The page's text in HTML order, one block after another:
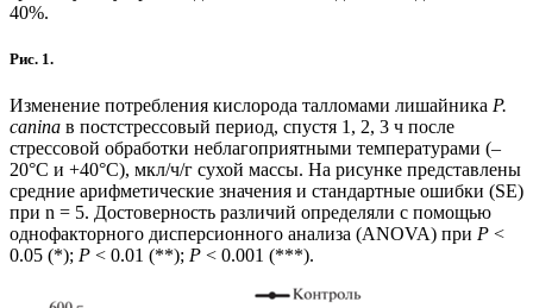
40%.
Рис. 1.
Изменение потребления кислорода талломами лишайника P.
canina в постстрессовый период, спустя 1, 2, 3 ч после
стрессовой обработки неблагоприятными температурами (–
20°С и +40°С), мкл/ч/г сухой массы. На рисунке представлены
средние арифметические значения и стандартные ошибки (SE)
при n = 5. Достоверность различий определяли с помощью
однофакторного дисперсионного анализа (ANOVA) при P <
0.05 (*); P < 0.01 (**); P < 0.001 (***).